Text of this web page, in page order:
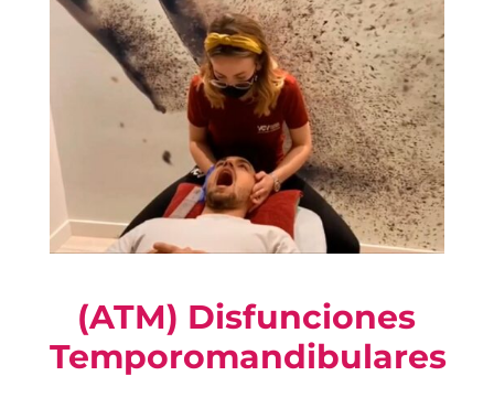
(ATM) Disfunciones
Temporomandibulares